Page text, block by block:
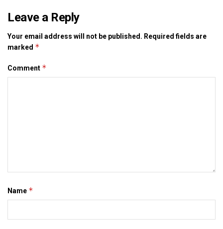
Leave a Reply
Your email address will not be published. Required fields are
marked *
Comment *
Name *